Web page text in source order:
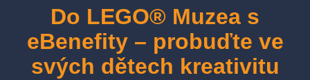
Do LEGO® Muzea s
eBenefity – probuďte ve
svých dětech kreativitu